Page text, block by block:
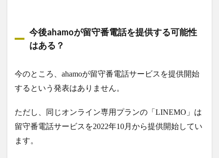
今後ahamoが留守番電話を提供する可能性
はある？
今のところ、ahamoが留守番電話サービスを提供開始
するという発表はありません。
ただし、同じオンライン専用プランの「LINEMO」は
留守番電話サービスを2022年10月から提供開始してい
ます。